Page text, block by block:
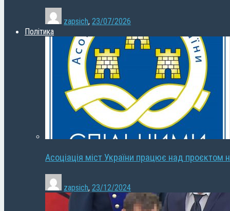
zapsich, 23/07/2026
Політика
Асоціація міст України працює над проєктом
zapsich, 23/12/2024